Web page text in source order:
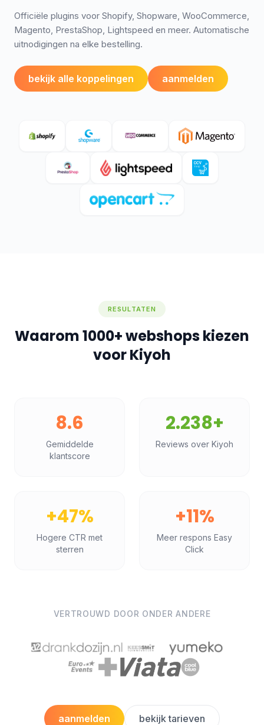
Officiële plugins voor Shopify, Shopware, WooCommerce,
Magento, PrestaShop, Lightspeed en meer. Automatische
uitnodigingen na elke bestelling.
bekijk alle koppelingen aanmelden
RESULTATEN
Waarom 1000+ webshops kiezen
voor Kiyoh
8.6
Gemiddelde
klantscore
2.238+
Reviews over Kiyoh
+47%
Hogere CTR met
sterren
+11%
Meer respons Easy
Click
VERTROUWD DOOR ONDER ANDERE
aanmelden bekijk tarieven